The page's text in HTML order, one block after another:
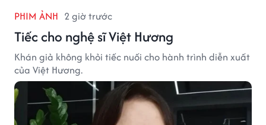
PHIM ẢNH 2 giờ trước
Tiếc cho nghệ sĩ Việt Hương
Khán giả không khỏi tiếc nuối cho hành trình diễn xuất
của Việt Hương.